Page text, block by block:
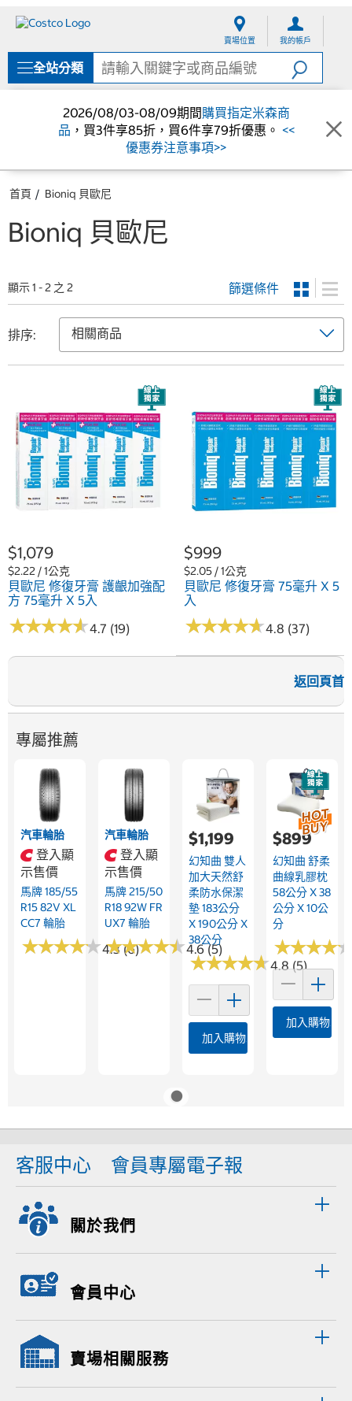
單
賣場位置 我的帳戶
全站分類
2026/08/03-08/09期間購買指定米森商
品 ，買3件享85折，買6件享79折優惠。 <<
優惠券注意事項>>
首頁 Bioniq 貝歐尼
Bioniq 貝歐尼
顯示 1 - 2 之 2 篩選條件
排序:
$1,079
$2.22 / 1公克
貝歐尼 修復牙膏 護齦加強配
方 75毫升 X 5入
★★★★★
★★★★★4.7 (19)
$999
$2.05 / 1公克
貝歐尼 修復牙膏 75毫升 X 5
入
★★★★★
★★★★★4.8 (37)
返回頁首
專屬推薦
汽車輪胎
登入顯
示售價
馬牌 185/55
R15 82V XL
CC7 輪胎
★★★★★
★★★★★4.3 (6)
汽車輪胎
登入顯
示售價
馬牌 215/50
R18 92W FR
UX7 輪胎
★★★★★
★★★★★4.6 (5)
$1,199
幻知曲 雙人
加大天然舒
柔防水保潔
墊 183公分
X 190公分 X
38公分
★★★★★
★★★★★4.8 (5)
加入購物車
$899
幻知曲 舒柔
曲線乳膠枕
58公分 X 38
公分 X 10公
分
★★★★
★★★★
加入購物車
客服中心 會員專屬電子報
關於我們
會員中心
賣場相關服務